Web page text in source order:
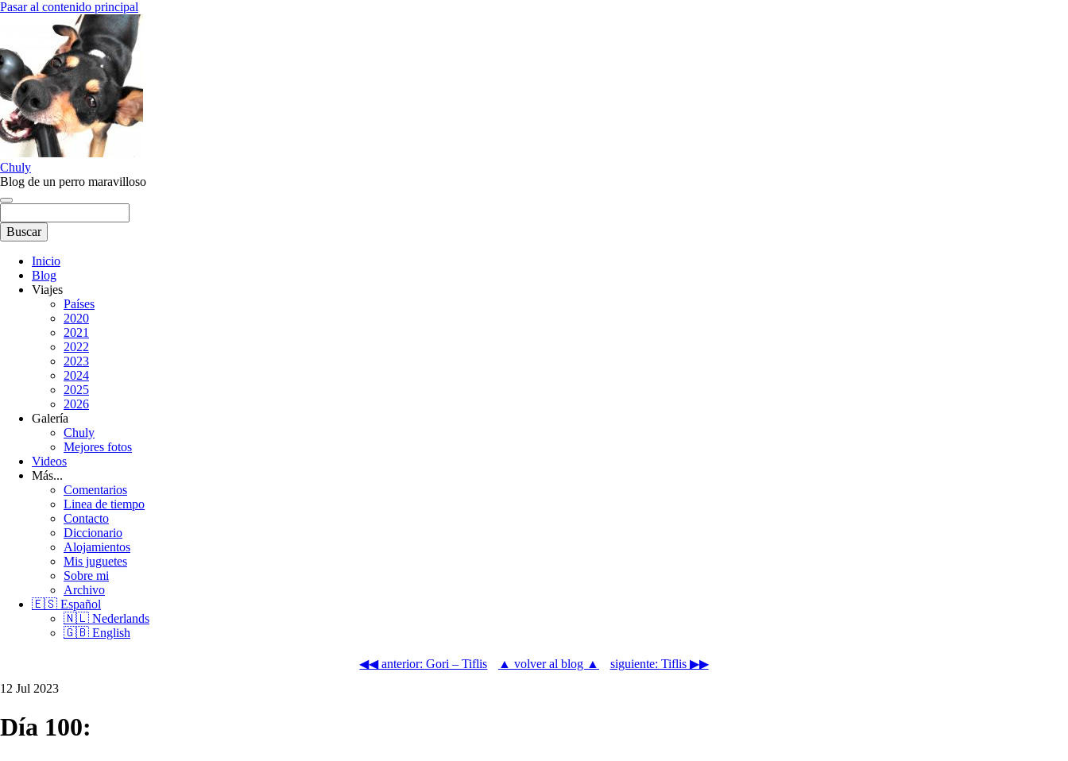
Pasar al contenido principal
Chuly
Blog de un perro maravilloso
Main
navigation
Inicio
Blog
Viajes
Países
2020
2021
2022
2023
2024
2025
2026
Galería
Chuly
Mejores fotos
Videos
Más...
Comentarios
Linea de tiempo
Contacto
Diccionario
Alojamientos
Mis juguetes
Sobre mi
Archivo
🇪🇸 Español
🇳🇱 Nederlands
🇬🇧 English
◀◀ anterior: Gori – Tiflis ▲ volver al blog ▲
siguiente: Tiflis ▶▶
12 Jul 2023
Día 100: